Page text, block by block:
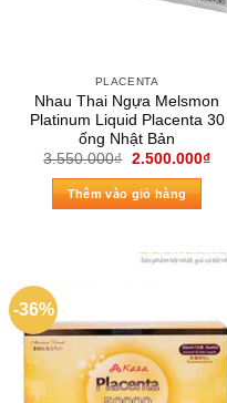
PLACENTA
Nhau Thai Ngựa Melsmon
Platinum Liquid Placenta 30
ống Nhật Bản
3.550.000₫ Giá
là:
3.550.000₫.
2.500.000₫Giá
Thêm vào giỏ hàng
-36%